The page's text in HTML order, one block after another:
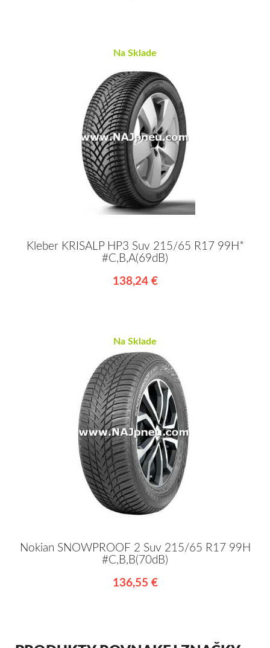
Na Sklade
Kleber KRISALP HP3 Suv 215/65 R17 99H*
#C,B,A(69dB)
138,24 €
Na Sklade
Nokian SNOWPROOF 2 Suv 215/65 R17 99H
#C,B,B(70dB)
136,55 €